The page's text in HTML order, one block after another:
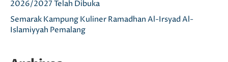
2026/2027 Telah Dibuka
Semarak Kampung Kuliner Ramadhan Al-Irsyad Al-
Islamiyyah Pemalang